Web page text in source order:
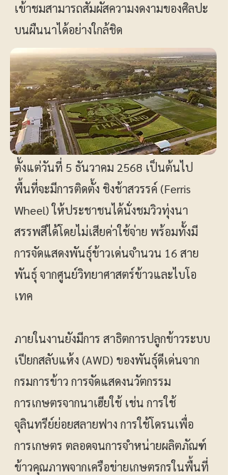
เข้าชมสามารถสัมผัสความงดงามของศิลปะ
บนผืนนาได้อย่างใกล้ชิด
ตั้งแต่วันที่ 5 ธันวาคม 2568 เป็นต้นไป
พื้นที่จะมีการติดตั้ง ชิงช้าสวรรค์ (Ferris
Wheel) ให้ประชาชนได้นั่งชมวิวทุ่งนา
สรรพสีได้โดยไม่เสียค่าใช้จ่าย พร้อมทั้งมี
การจัดแสดงพันธุ์ข้าวเด่นจำนวน 16 สาย
พันธุ์ จากศูนย์วิทยาศาสตร์ข้าวและไบโอ
เทค
ภายในงานยังมีการ สาธิตการปลูกข้าวระบบ
เปียกสลับแห้ง (AWD) ของพันธุ์ดีเด่นจาก
กรมการข้าว การจัดแสดงนวัตกรรม
การเกษตรจากนาเฮียใช้ เช่น การใช้
จุลินทรีย์ย่อยสลายฟาง การใช้โดรนเพื่อ
การเกษตร ตลอดจนการจำหน่ายผลิตภัณฑ์
ข้าวคุณภาพจากเครือข่ายเกษตรกรในพื้นที่